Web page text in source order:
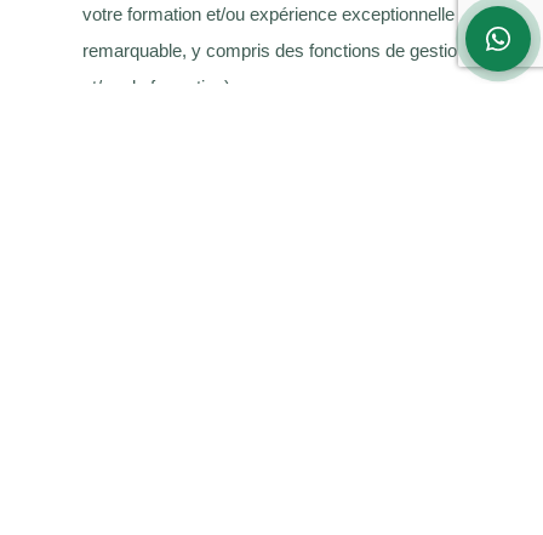
votre formation et/ou expérience exceptionnelle ou
remarquable, y compris des fonctions de gestion
et/ou de formation).